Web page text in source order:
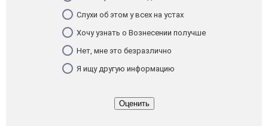
Слухи об этом у всех на устах
Хочу узнать о Вознесении получше
Нет, мне это безразлично
Я ищу другую информацию